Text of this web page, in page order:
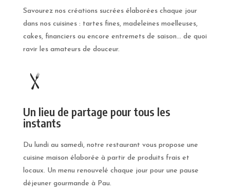
Savourez nos créations sucrées élaborées chaque jour
dans nos cuisines : tartes fines, madeleines moelleuses,
cakes, financiers ou encore entremets de saison… de quoi
ravir les amateurs de douceur.
Un lieu de partage pour tous les
instants
Du lundi au samedi, notre restaurant vous propose une
cuisine maison élaborée à partir de produits frais et
locaux. Un menu renouvelé chaque jour pour une pause
déjeuner gourmande à Pau.